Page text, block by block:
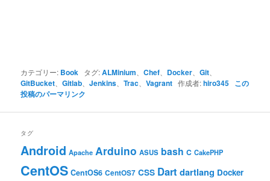
カテゴリー: Book タグ:ALMinium 、Chef Docker 、Git
GitBucket 、Gitlab 、Jenkins 、Trac 、Vagrant 作成者:hiro345 この
投稿のパーマリンク
タグ
Android Apache Arduino ASUS bash C CakePHP
CentOS CentOS6 CentOS7 CSS Dart dartlang Docker